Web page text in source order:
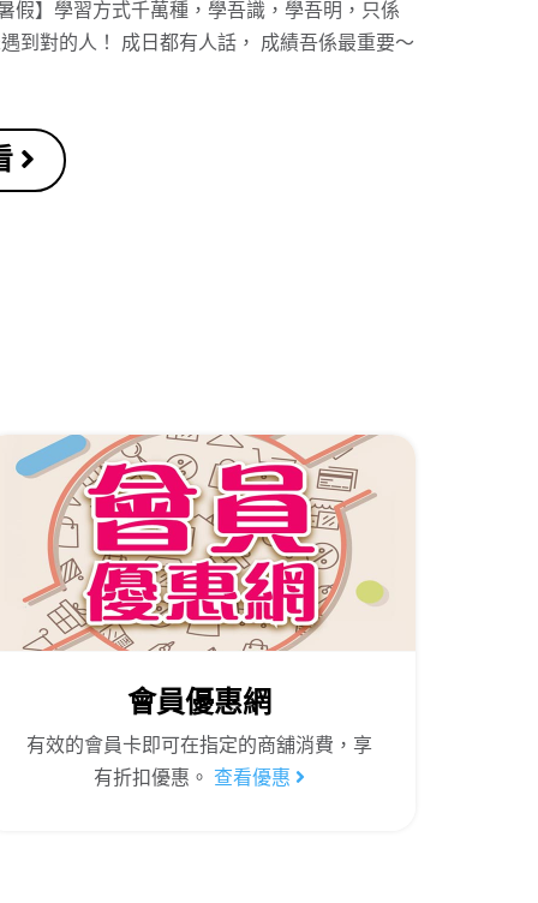
假】學習方式千萬種，學吾識，學吾明，只係
到對的人！ 成日都有人話， 成績吾係最重要～
會員優惠網
有效的會員卡即可在指定的商舖消費，享
有折扣優惠。
查看優惠